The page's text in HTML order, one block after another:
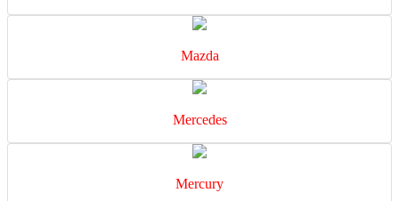
Mazda
Mercedes
Mercury